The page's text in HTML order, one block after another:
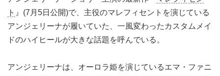
ト 』(7月5日公開)で、主役のマレフィセントを演じている
アンジェリーナが履いていた、一風変わったカスタムメイ
ドのハイヒールが大きな話題を呼んでいる。
アンジェリーナは、オーロラ姫を演じているエマ・ファニ